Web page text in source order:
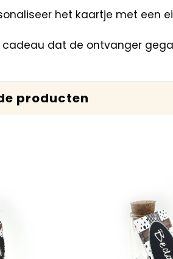
het kaartje met een
cadeau dat de ontvanger
producten